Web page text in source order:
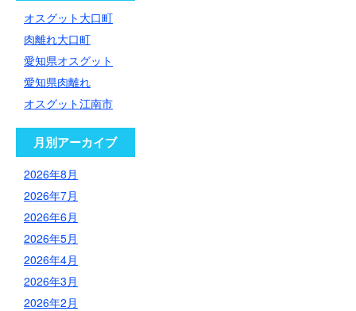
オスグット大口町
肉離れ大口町
愛知県オスグット
愛知県肉離れ
オスグット江南市
月別アーカイブ
2026年8月
2026年7月
2026年6月
2026年5月
2026年4月
2026年3月
2026年2月